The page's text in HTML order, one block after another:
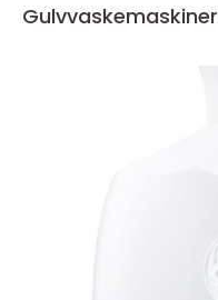
Gulvvaskemaskiner